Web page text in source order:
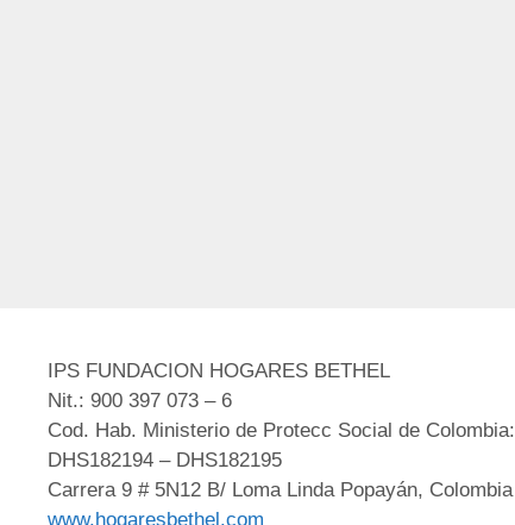
IPS FUNDACION HOGARES BETHEL
Nit.: 900 397 073 – 6
Cod. Hab. Ministerio de Protecc Social de Colombia:
DHS182194 – DHS182195
Carrera 9 # 5N12 B/ Loma Linda Popayán, Colombia
www.hogaresbethel.com